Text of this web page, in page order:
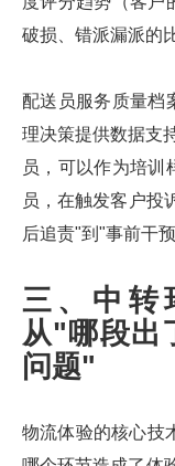
破损、错派漏派的
配送员服务质量档
理决策提供数据支
员，可以作为培训
员，在触发客户
后追责"到"事前干
三、中
从"哪段出
问题"
物流体验的核心技